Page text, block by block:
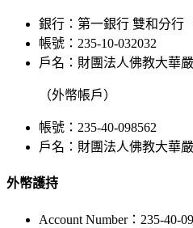
銀行：第一銀行 雙和分行
帳號：235-10-032032
戶名：財團法人佛教大華
（外幣帳戶）
帳號：235-40-098562
戶名：財團法人佛教大華
外幣護持
Account Number：235-40-